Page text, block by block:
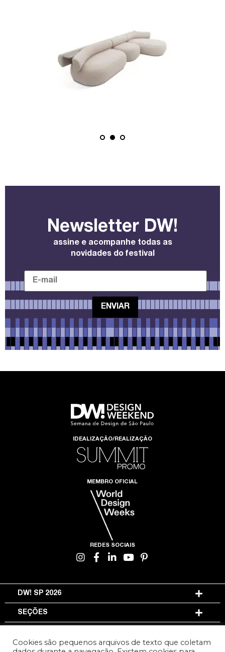
Newsletter DW!
assine e acompanhe todas as
novidades do festival
IDEALIZAÇÃO/REALIZAÇÃO
MEMBRO OFICIAL
REDES SOCIAIS
DW! SP 2026
SEÇÕES
Cookies são pequenos arquivos de texto que coletam